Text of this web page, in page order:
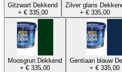
Gitzwart Dekkend
+ € 335,00
Zilver glans
+ € 335,00
Moosgrun Dekkend
+ € 335,00
Gentiaan blauw
+ € 335,00